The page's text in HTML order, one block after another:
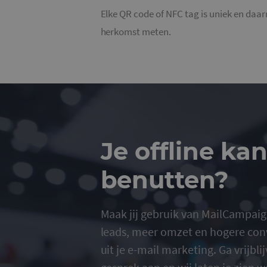
Elke QR code of NFC tag is uniek en
herkomst meten.
Je offline
benutten?
Maak jij gebruik van
leads, meer omzet en hogere
uit je e-mail marketing. Ga
PHPSESSID
_ga